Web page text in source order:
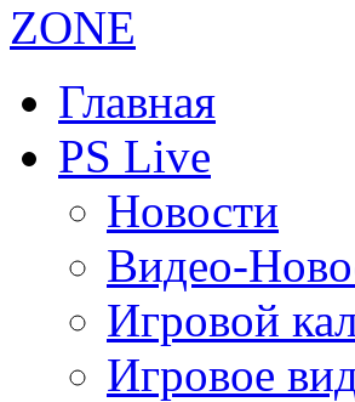
Главная
PS Live
Новости
Видео-
Игровой
Игровое